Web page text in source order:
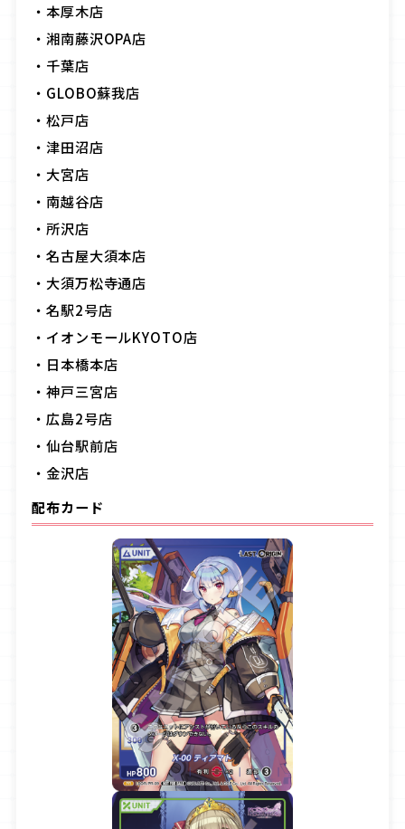
・本厚木店
・湘南藤沢OPA店
・千葉店
・GLOBO蘇我店
・松戸店
・津田沼店
・大宮店
・南越谷店
・所沢店
・名古屋大須本店
・大須万松寺通店
・名駅2号店
・イオンモールKYOTO店
・日本橋本店
・神戸三宮店
・広島2号店
・仙台駅前店
・金沢店
配布カード